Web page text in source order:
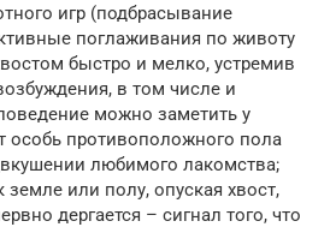
игр (подбрасывание
поглаживания по животу
быстро и мелко, устремив
в том числе и
можно заметить у
особь противоположного пола
любимого лакомства;
или полу, опуская хвост,
дергается – сигнал того, что